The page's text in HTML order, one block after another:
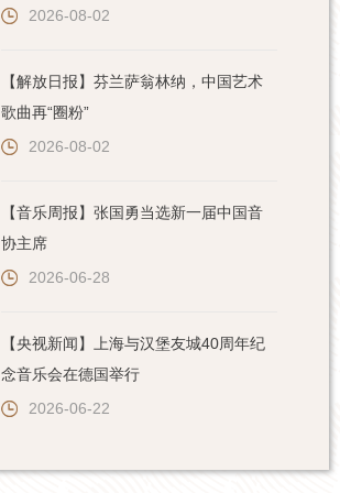
2026-08-02
【解放日报】芬兰萨翁林纳，中国艺术
歌曲再“圈粉”
2026-08-02
【音乐周报】张国勇当选新一届中国音
协主席
2026-06-28
【央视新闻】上海与汉堡友城40周年纪
念音乐会在德国举行
2026-06-22